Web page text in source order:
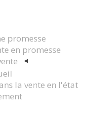
promesse
en promesse
la vente en l'état